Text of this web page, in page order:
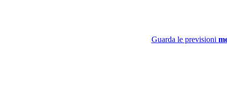
Guarda le previsioni